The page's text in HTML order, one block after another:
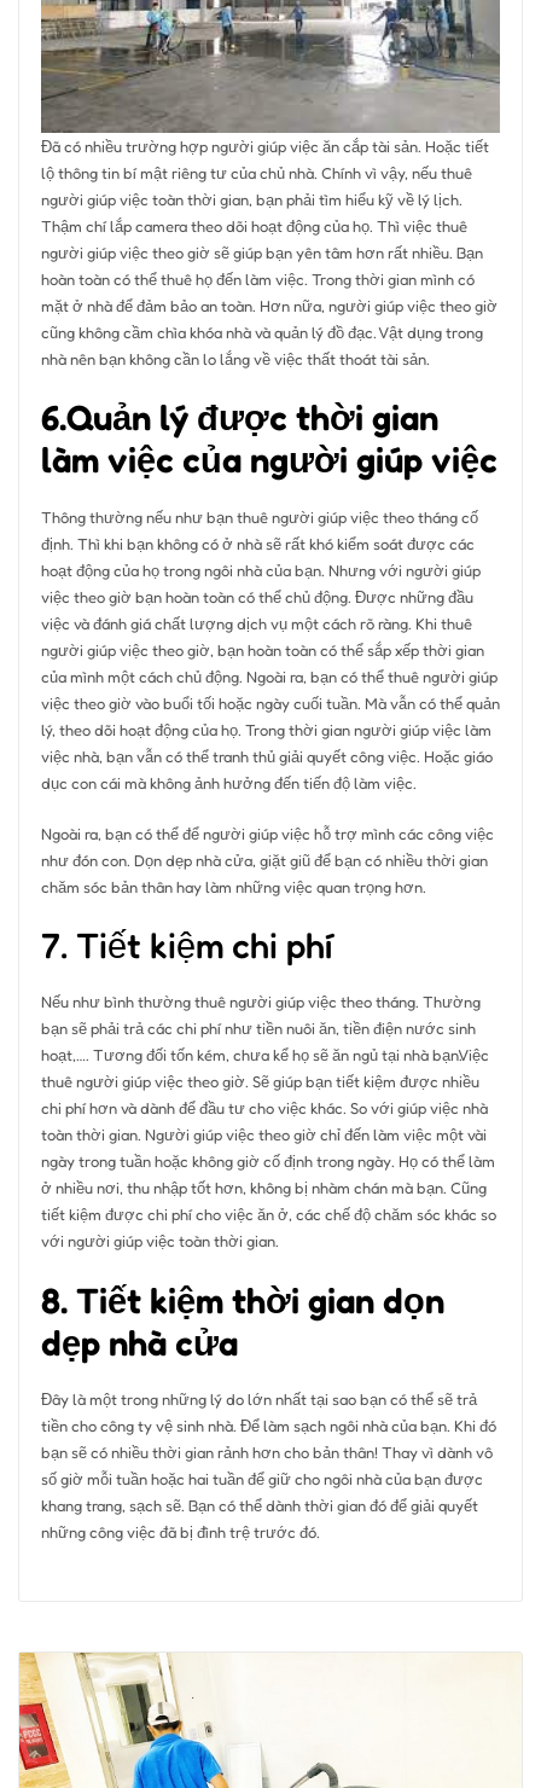
Đã có nhiều trường hợp người giúp việc ăn cắp tài sản. Hoặc tiết
lộ thông tin bí mật riêng tư của chủ nhà. Chính vì vậy, nếu thuê
người giúp việc toàn thời gian, bạn phải tìm hiểu kỹ về lý lịch.
Thậm chí lắp camera theo dõi hoạt động của họ. Thì việc thuê
người giúp việc theo giờ sẽ giúp bạn yên tâm hơn rất nhiều. Bạn
hoàn toàn có thể thuê họ đến làm việc. Trong thời gian mình có
mặt ở nhà để đảm bảo an toàn. Hơn nữa, người giúp việc theo giờ
cũng không cầm chìa khóa nhà và quản lý đồ đạc. Vật dụng trong
nhà nên bạn không cần lo lắng về việc thất thoát tài sản.
6.Quản lý được thời gian
làm việc của người giúp việc
Thông thường nếu như bạn thuê người giúp việc theo tháng cố
định. Thì khi bạn không có ở nhà sẽ rất khó kiểm soát được các
hoạt động của họ trong ngôi nhà của bạn. Nhưng với người giúp
việc theo giờ bạn hoàn toàn có thể chủ động. Được những đầu
việc và đánh giá chất lượng dịch vụ một cách rõ ràng. Khi thuê
người giúp việc theo giờ, bạn hoàn toàn có thể sắp xếp thời gian
của mình một cách chủ động. Ngoài ra, bạn có thể thuê người giúp
việc theo giờ vào buổi tối hoặc ngày cuối tuần. Mà vẫn có thể quản
lý, theo dõi hoạt động của họ. Trong thời gian người giúp việc làm
việc nhà, bạn vẫn có thể tranh thủ giải quyết công việc. Hoặc giáo
dục con cái mà không ảnh hưởng đến tiến độ làm việc.
Ngoài ra, bạn có thể để người giúp việc hỗ trợ mình các công việc
như đón con. Dọn dẹp nhà cửa, giặt giũ để bạn có nhiều thời gian
chăm sóc bản thân hay làm những việc quan trọng hơn.
7. Tiết kiệm chi phí
Nếu như bình thường thuê người giúp việc theo tháng. Thường
bạn sẽ phải trả các chi phí như tiền nuôi ăn, tiền điện nước sinh
hoạt,…. Tương đối tốn kém, chưa kể họ sẽ ăn ngủ tại nhà bạn.Việc
thuê người giúp việc theo giờ. Sẽ giúp bạn tiết kiệm được nhiều
chi phí hơn và dành để đầu tư cho việc khác. So với giúp việc nhà
toàn thời gian. Người giúp việc theo giờ chỉ đến làm việc một vài
ngày trong tuần hoặc không giờ cố định trong ngày. Họ có thể làm
ở nhiều nơi, thu nhập tốt hơn, không bị nhàm chán mà bạn. Cũng
tiết kiệm được chi phí cho việc ăn ở, các chế độ chăm sóc khác so
với người giúp việc toàn thời gian.
8. Tiết kiệm thời gian dọn
dẹp nhà cửa
Đây là một trong những lý do lớn nhất tại sao bạn có thể sẽ trả
tiền cho công ty vệ sinh nhà. Để làm sạch ngôi nhà của bạn. Khi đó
bạn sẽ có nhiều thời gian rảnh hơn cho bản thân! Thay vì dành vô
số giờ mỗi tuần hoặc hai tuần để giữ cho ngôi nhà của bạn được
khang trang, sạch sẽ. Bạn có thể dành thời gian đó để giải quyết
những công việc đã bị đình trệ trước đó.